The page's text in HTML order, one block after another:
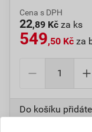
Cena s DPH
22,89 Kč za ks
549,50 Kč za
Do košíku přidáte